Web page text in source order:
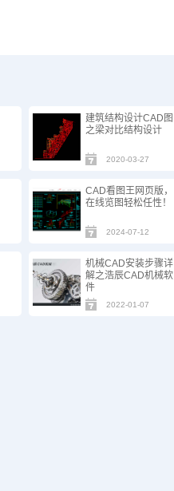
建筑结构设计CAD图
之梁对比结构设计
2020-03-27
CAD看图王网页版，
在线览图轻松任性！
2024-07-12
机械CAD安装步骤详
解之浩辰CAD机械软
件
2022-01-07